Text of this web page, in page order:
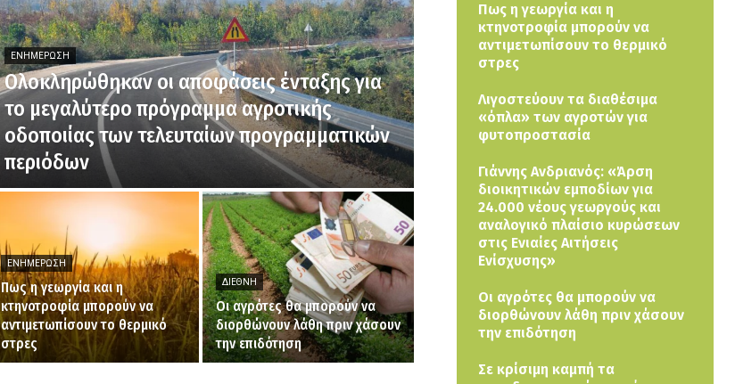
ΕΝΗΜΈΡΩΣΗ
Ολοκληρώθηκαν οι αποφάσεις ένταξης για
το μεγαλύτερο πρόγραμμα αγροτικής
οδοποιίας των τελευταίων προγραμματικών
περιόδων
ΕΝΗΜΈΡΩΣΗ
Πως η γεωργία και η
κτηνοτροφία μπορούν να
αντιμετωπίσουν το θερμικό
στρες
ΔΙΕΘΝΉ
Οι αγρότες θα μπορούν να
διορθώνουν λάθη πριν χάσουν
την επιδότηση
Πως η γεωργία και η
κτηνοτροφία μπορούν να
αντιμετωπίσουν το θερμικό
στρες
Λιγοστεύουν τα διαθέσιμα
«όπλα» των αγροτών για
φυτοπροστασία
Γιάννης Ανδριανός: «Άρση
διοικητικών εμποδίων για
24.000 νέους γεωργούς και
αναλογικό πλαίσιο κυρώσεων
στις Ενιαίες Αιτήσεις
Ενίσχυσης»
Οι αγρότες θα μπορούν να
διορθώνουν λάθη πριν χάσουν
την επιδότηση
Σε κρίσιμη καμπή τα